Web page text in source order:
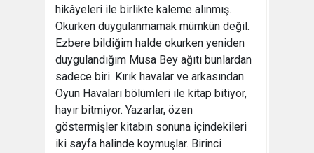
hikâyeleri ile birlikte kaleme alınmış.
Okurken duygulanmamak mümkün değil.
Ezbere bildiğim halde okurken yeniden
duygulandığım Musa Bey ağıtı bunlardan
sadece biri. Kırık havalar ve arkasından
Oyun Havaları bölümleri ile kitap bitiyor,
hayır bitmiyor. Yazarlar, özen
göstermişler kitabın sonuna içindekileri
iki sayfa halinde koymuşlar. Birinci